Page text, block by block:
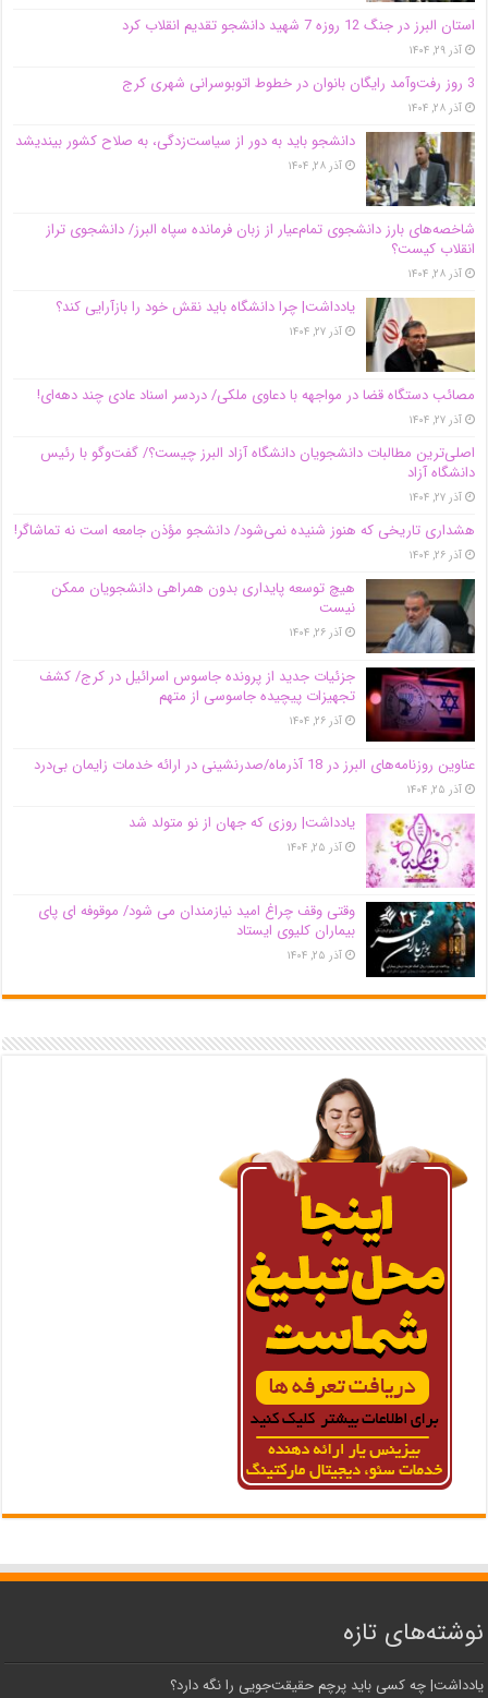
استان البرز در جنگ 12 روزه 7 شهید دانشجو تقدیم انقلاب کرد
آذر ۲۹, ۱۴۰۴
3 روز رفت‌وآمد رایگان بانوان در خطوط اتوبوسرانی شهری کرج
آذر ۲۸, ۱۴۰۴
دانشجو باید به دور از سیاست‌زدگی، به صلاح کشور بیندیشد
آذر ۲۸, ۱۴۰۴
شاخصه‌های بارز دانشجوی تمام‌عیار از زبان فرمانده سپاه البرز/ دانشجوی تراز
انقلاب کیست؟
آذر ۲۸, ۱۴۰۴
یادداشت| چرا دانشگاه باید نقش خود را بازآرایی کند؟
آذر ۲۷, ۱۴۰۴
مصائب دستگاه قضا در مواجهه با دعاوی ملکی/ دردسر اسناد عادی چند‌ دهه‌ای!
آذر ۲۷, ۱۴۰۴
اصلی‌ترین مطالبات دانشجویان دانشگاه آزاد البرز چیست؟/ گفت‌وگو با رئیس
دانشگاه آز‌اد
آذر ۲۷, ۱۴۰۴
هشداری تاریخی که هنوز شنیده نمی‌شود/ دانشجو مؤذن جامعه است نه تماشاگر!
آذر ۲۶, ۱۴۰۴
هیچ توسعه پایداری بدون همراهی دانشجویان ممکن
نیست
آذر ۲۶, ۱۴۰۴
جزئیات جدید از پرونده جاسوس اسرائیل در کرج/‌ کشف
تجهیزات پیچیده جاسوسی از متهم
آذر ۲۶, ۱۴۰۴
عناوین روزنامه‌های البرز در ‌18 آذرماه/صدرنشینی در ارائه خدمات زایمان بی‌درد
آذر ۲۵, ۱۴۰۴
یادداشت| روزی که جهان از نو متولد شد
آذر ۲۵, ۱۴۰۴
وقتی وقف چراغ امید نیازمندان می شود/ موقوفه ای پای
بیماران کلیوی ایستاد
آذر ۲۵, ۱۴۰۴
نوشته‌های تازه
یادداشت| ‌چه کسی باید پرچم حقیقت‌جویی را نگه دارد؟